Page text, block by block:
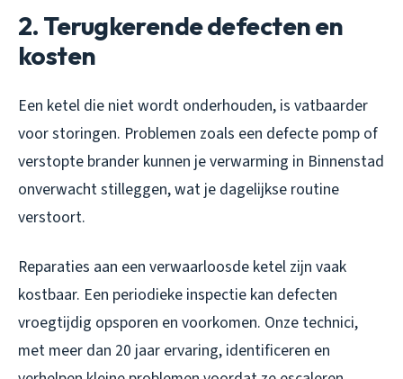
2. Terugkerende defecten en
kosten
Een ketel die niet wordt onderhouden, is vatbaarder
voor storingen. Problemen zoals een defecte pomp of
verstopte brander kunnen je verwarming in Binnenstad
onverwacht stilleggen, wat je dagelijkse routine
verstoort.
Reparaties aan een verwaarloosde ketel zijn vaak
kostbaar. Een periodieke inspectie kan defecten
vroegtijdig opsporen en voorkomen. Onze technici,
met meer dan 20 jaar ervaring, identificeren en